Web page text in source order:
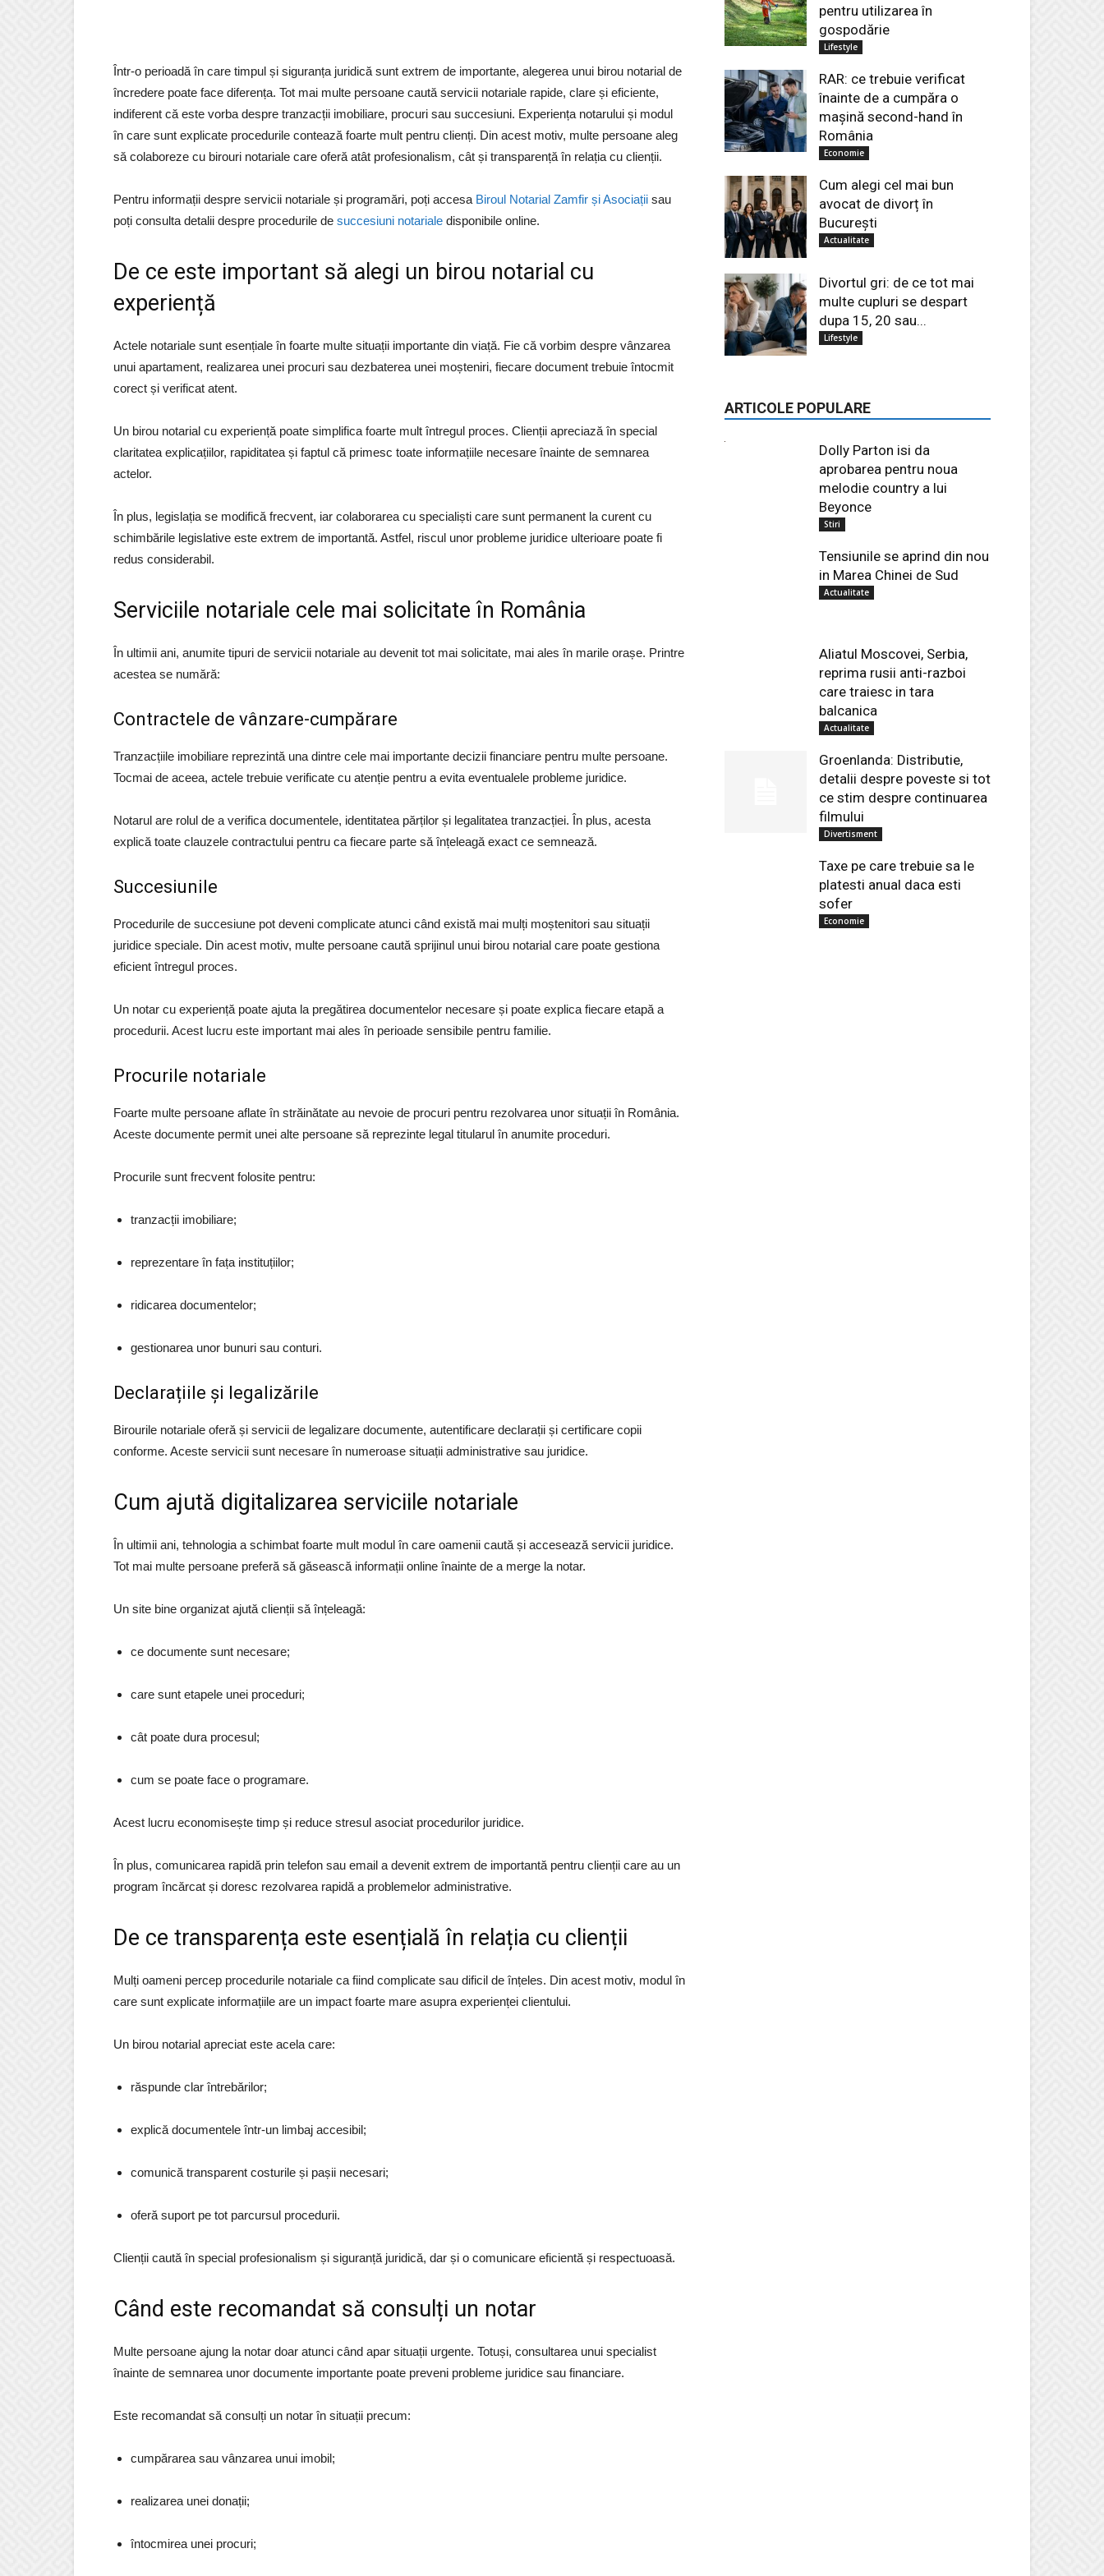
Într-o perioadă în care timpul și siguranța juridică sunt extrem de importante, alegerea unui birou notarial de
încredere poate face diferența. Tot mai multe persoane caută servicii notariale rapide, clare și eficiente,
indiferent că este vorba despre tranzacții imobiliare, procuri sau succesiuni. Experiența notarului și modul
în care sunt explicate procedurile contează foarte mult pentru clienți. Din acest motiv, multe persoane aleg
să colaboreze cu birouri notariale care oferă atât profesionalism, cât și transparență în relația cu clienții.
Pentru informații despre servicii notariale și programări, poți accesa Biroul Notarial Zamfir și Asociații sau
poți consulta detalii despre procedurile de succesiuni notariale disponibile online.
De ce este important să alegi un birou notarial cu
experiență
Actele notariale sunt esențiale în foarte multe situații importante din viață. Fie că vorbim despre vânzarea
unui apartament, realizarea unei procuri sau dezbaterea unei moșteniri, fiecare document trebuie întocmit
corect și verificat atent.
Un birou notarial cu experiență poate simplifica foarte mult întregul proces. Clienții apreciază în special
claritatea explicațiilor, rapiditatea și faptul că primesc toate informațiile necesare înainte de semnarea
actelor.
În plus, legislația se modifică frecvent, iar colaborarea cu specialiști care sunt permanent la curent cu
schimbările legislative este extrem de importantă. Astfel, riscul unor probleme juridice ulterioare poate fi
redus considerabil.
Serviciile notariale cele mai solicitate în România
În ultimii ani, anumite tipuri de servicii notariale au devenit tot mai solicitate, mai ales în marile orașe. Printre
acestea se numără:
Contractele de vânzare-cumpărare
Tranzacțiile imobiliare reprezintă una dintre cele mai importante decizii financiare pentru multe persoane.
Tocmai de aceea, actele trebuie verificate cu atenție pentru a evita eventualele probleme juridice.
Notarul are rolul de a verifica documentele, identitatea părților și legalitatea tranzacției. În plus, acesta
explică toate clauzele contractului pentru ca fiecare parte să înțeleagă exact ce semnează.
Succesiunile
Procedurile de succesiune pot deveni complicate atunci când există mai mulți moștenitori sau situații
juridice speciale. Din acest motiv, multe persoane caută sprijinul unui birou notarial care poate gestiona
eficient întregul proces.
Un notar cu experiență poate ajuta la pregătirea documentelor necesare și poate explica fiecare etapă a
procedurii. Acest lucru este important mai ales în perioade sensibile pentru familie.
Procurile notariale
Foarte multe persoane aflate în străinătate au nevoie de procuri pentru rezolvarea unor situații în România.
Aceste documente permit unei alte persoane să reprezinte legal titularul în anumite proceduri.
Procurile sunt frecvent folosite pentru:
tranzacții imobiliare;
reprezentare în fața instituțiilor;
ridicarea documentelor;
gestionarea unor bunuri sau conturi.
Declarațiile și legalizările
Birourile notariale oferă și servicii de legalizare documente, autentificare declarații și certificare copii
conforme. Aceste servicii sunt necesare în numeroase situații administrative sau juridice.
Cum ajută digitalizarea serviciile notariale
În ultimii ani, tehnologia a schimbat foarte mult modul în care oamenii caută și accesează servicii juridice.
Tot mai multe persoane preferă să găsească informații online înainte de a merge la notar.
Un site bine organizat ajută clienții să înțeleagă:
ce documente sunt necesare;
care sunt etapele unei proceduri;
cât poate dura procesul;
cum se poate face o programare.
Acest lucru economisește timp și reduce stresul asociat procedurilor juridice.
În plus, comunicarea rapidă prin telefon sau email a devenit extrem de importantă pentru clienții care au un
program încărcat și doresc rezolvarea rapidă a problemelor administrative.
De ce transparența este esențială în relația cu clienții
Mulți oameni percep procedurile notariale ca fiind complicate sau dificil de înțeles. Din acest motiv, modul în
care sunt explicate informațiile are un impact foarte mare asupra experienței clientului.
Un birou notarial apreciat este acela care:
răspunde clar întrebărilor;
explică documentele într-un limbaj accesibil;
comunică transparent costurile și pașii necesari;
oferă suport pe tot parcursul procedurii.
Clienții caută în special profesionalism și siguranță juridică, dar și o comunicare eficientă și respectuoasă.
Când este recomandat să consulți un notar
Multe persoane ajung la notar doar atunci când apar situații urgente. Totuși, consultarea unui specialist
înainte de semnarea unor documente importante poate preveni probleme juridice sau financiare.
Este recomandat să consulți un notar în situații precum:
cumpărarea sau vânzarea unui imobil;
realizarea unei donații;
întocmirea unei procuri;
pentru utilizarea în
gospodărie
Lifestyle
RAR: ce trebuie verificat
înainte de a cumpăra o
mașină second-hand în
România
Economie
Cum alegi cel mai bun
avocat de divorț în
București
Actualitate
Divortul gri: de ce tot mai
multe cupluri se despart
dupa 15, 20 sau...
Lifestyle
ARTICOLE POPULARE
Dolly Parton isi da
aprobarea pentru noua
melodie country a lui
Beyonce
Stiri
Tensiunile se aprind din nou
in Marea Chinei de Sud
Actualitate
Aliatul Moscovei, Serbia,
reprima rusii anti-razboi
care traiesc in tara
balcanica
Actualitate
Groenlanda: Distributie,
detalii despre poveste si tot
ce stim despre continuarea
filmului
Divertisment
Taxe pe care trebuie sa le
platesti anual daca esti
sofer
Economie